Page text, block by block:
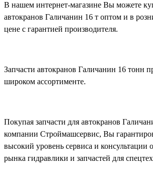
В нашем интернет-магазине Вы можете
автокранов Галичанин 16 т оптом и в
цене с гарантией производителя.
Запчасти автокранов Галичанин 16 тонн
широком ассортименте.
Покупая запчасти для автокранов
компании Строймашсервис, Вы
высокий уровень сервиса и консультации
рынка гидравлики и запчастей для